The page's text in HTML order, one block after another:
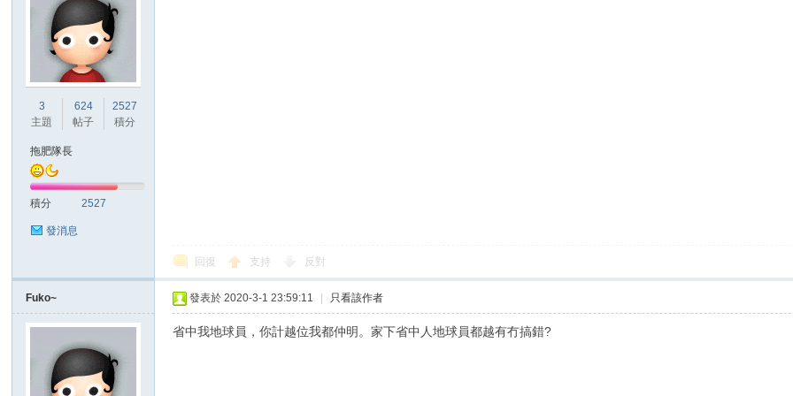
3
主題
624
帖子
2527
積分
拖肥隊長
積分 2527
發消息
回復 支持 反對
Fuko~ 發表於 2020-3-1 23:59:11 只看該作者
省中我地球員，你計越位我都仲明。家下省中人地球員都越有冇搞錯?